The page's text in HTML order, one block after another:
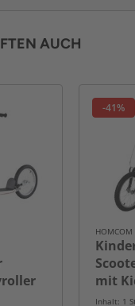
AUCH
-41%
HOMCOM
mit
Inhalt: 1